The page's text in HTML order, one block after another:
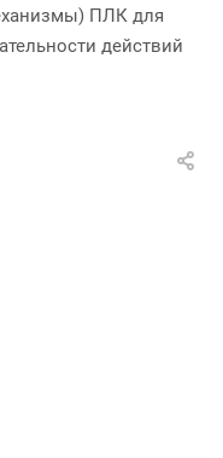
ПЛК для
действий